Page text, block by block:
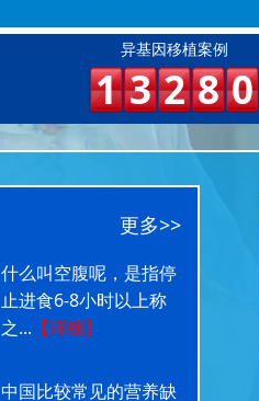
异基因移植案例
1 3 2 8 0
更多>>
什么叫空腹呢，是指停
止进食6-8小时以上称
之... 【详细】
中国比较常见的营养缺